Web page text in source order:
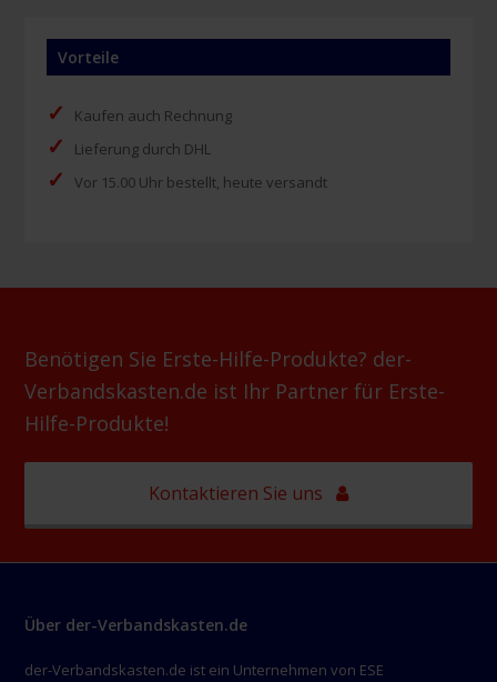
Vorteile
✓ Kaufen auch Rechnung
✓ Lieferung durch DHL
✓ Vor 15.00 Uhr bestellt, heute versandt
Benötigen Sie Erste-Hilfe-Produkte? der-
Verbandskasten.de ist Ihr Partner für Erste-
Hilfe-Produkte!
Kontaktieren Sie uns
Über der-Verbandskasten.de
der-Verbandskasten.de ist ein Unternehmen von ESE